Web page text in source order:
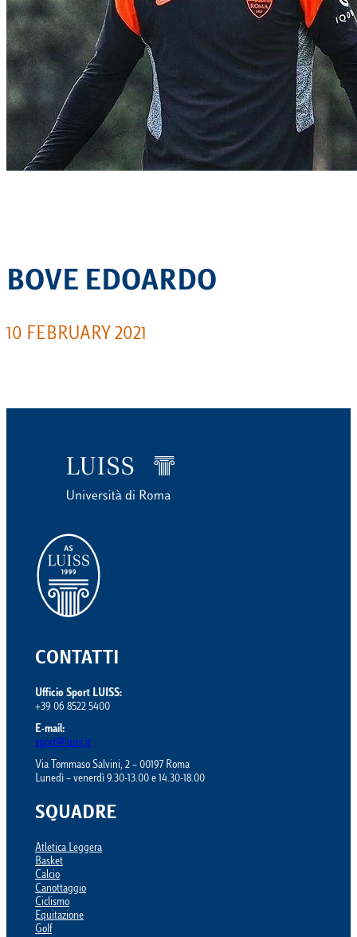
BOVE EDOARDO
10 FEBRUARY 2021
CONTATTI
Ufficio Sport LUISS:
+39 06 8522 5400
E-mail:
sport@luiss.it
Via Tommaso Salvini, 2 – 00197 Roma
Lunedì – venerdì 9.30-13.00 e 14.30-18.00
SQUADRE
Atletica Leggera
Basket
Calcio
Canottaggio
Ciclismo
Equitazione
Golf